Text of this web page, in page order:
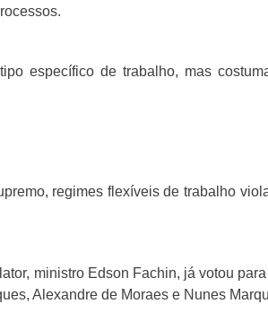
específico de trabalho, mas
regimes flexíveis de trabalho
ministro Edson Fachin, já votou
Alexandre de Moraes e Nunes